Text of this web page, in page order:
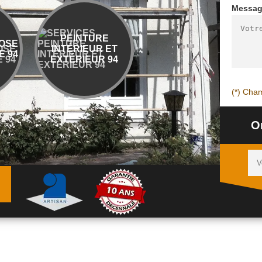
94
PEINTURE
INTÉRIEUR ET
EXTÉRIEUR 94
ENTREPRISE
DÉMOLITION ET
ÉVACUATION 94
(*)